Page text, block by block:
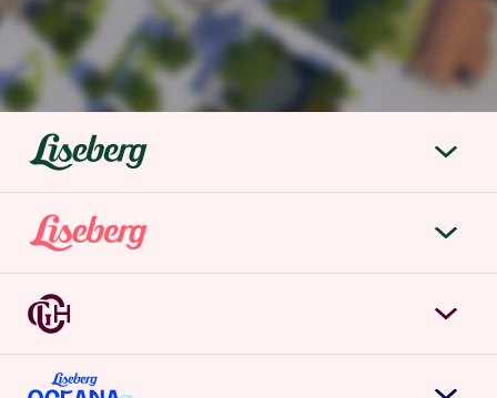
liseberg.se
Om Liseberg
Kontakta oss
Jobba hos oss
Lisebergsparken
Biljetter & priser
Årspass
Grand Curiosa Hotel